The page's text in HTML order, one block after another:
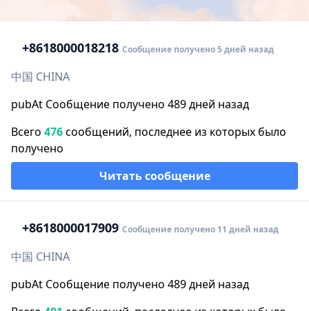
+8618000018218 Сообщение получено 5 дней назад
中国 CHINA
pubAt Сообщение получено 489 дней назад
Всего 476сообщений, последнее из которых было
получено
Читать сообщение
+8618000017909 Сообщение получено 11 дней назад
中国 CHINA
pubAt Сообщение получено 489 дней назад